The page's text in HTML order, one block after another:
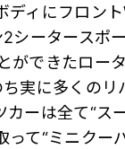
ィにフロン
シータースポ
ができたロー
実に多くの
ーは全て“ス
て“ミニクー